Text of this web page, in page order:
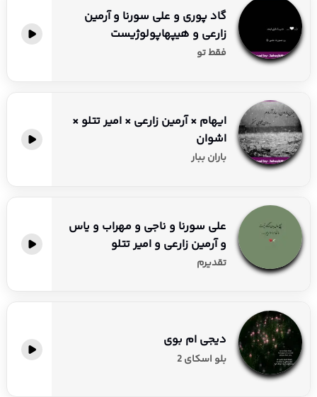
گاد پوری و علی سورنا و آرمین
زارعی و هیپهاپولوژیست
فقط تو
ایهام × آرمین زارعی × امیر تتلو ×
اشوان
باران ببار
علی سورنا و ناجی و مهراب و یاس
و آرمین زارعی و امیر تتلو
تقدیرم
دیجی ام بوی
بلو اسکای 2